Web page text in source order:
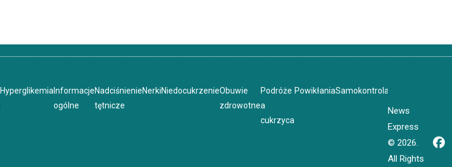
Hyperglikemia Informacje
ogólne
Nadciśnienie
tętnicze
NerkiNiedocukrzenieObuwie
zdrowotne
Podróże
a
cukrzyca
PowikłaniaSamokontrola
News
Express
© 2026.
All Rights